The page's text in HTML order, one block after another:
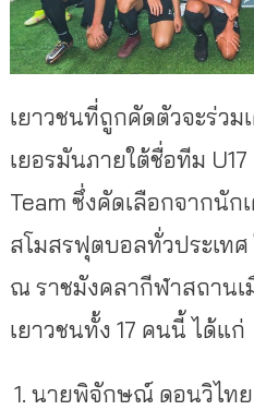
เยาวชนที่ถูกคัดตัวจะร่ว
เยอรมันภายใต้ชื่อทีม
Team ซึ่งคัดเลือกจากนัก
สโมสรฟุตบอลทั่วประเทศ
ณ ราชมังคลากีฬาสถาน
เยาวชนทั้ง 17 คนนี้ ได้แก่
นายพิจักษณ์ ดอนวิไทย